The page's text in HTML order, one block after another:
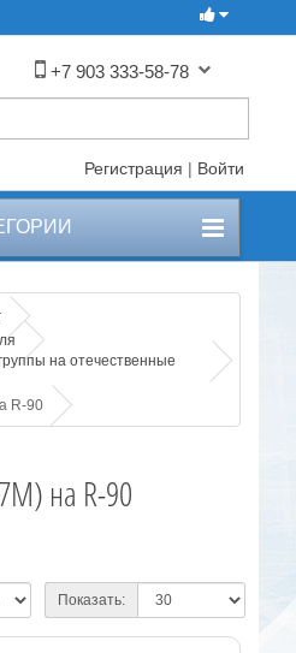
+7 903 333-58-78
Регистрация | Войти
на отечественные
R-90
на R-90
Показать: